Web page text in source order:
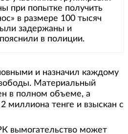
при попытке получить
в размере 100 тысяч
задержаны и
в полиции.
и назначил каждому
Материальный
в полном объеме, а
миллиона тенге и взыскан с
вымогательство может